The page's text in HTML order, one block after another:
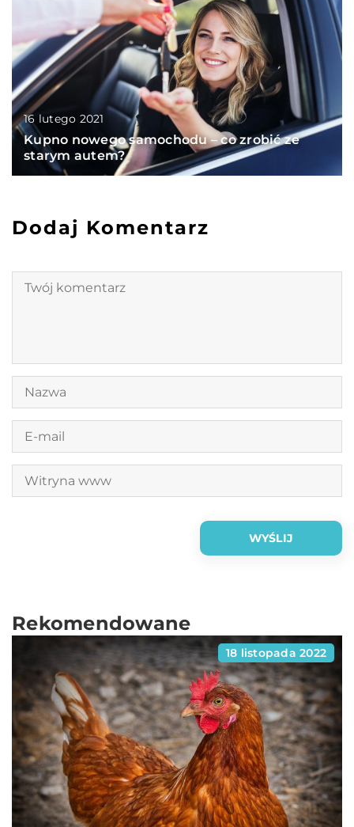
16 lutego 2021
Kupno nowego samochodu – co zrobić ze
starym autem?
Dodaj Komentarz
Rekomendowane
18 listopada 2022